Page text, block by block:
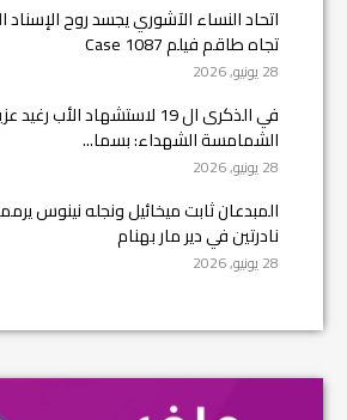
اتحاد النساء الآشوري يجسد روح الإسناد
تجاه طاقم فيلم Case 1087
28 يونيو, 2026
في الذكرى ال 19 لاستشهاد
الشمامسة الشهداء: بسما...
28 يونيو, 2026
المبدعان ثابت ميخائيل ونجله نينوس
نادرتين في دير مار بهنام
28 يونيو, 2026